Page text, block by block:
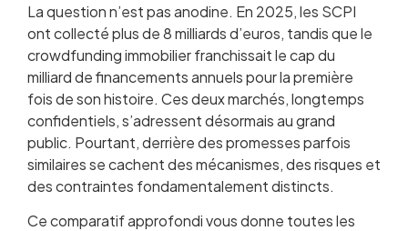
estimé
Ticket d’entrée et accessibilité
Pour quel profil d’investisseur ?
Combiner SCPI et crowdfunding : la stratégie
hybride
Les pièges à éviter en 2026
Questions fréquentes
La question n’est pas anodine. En 2025, les SCPI
ont collecté plus de 8 milliards d’euros, tandis que le
crowdfunding immobilier franchissait le cap du
milliard de financements annuels pour la première
fois de son histoire. Ces deux marchés, longtemps
confidentiels, s’adressent désormais au grand
public. Pourtant, derrière des promesses parfois
similaires se cachent des mécanismes, des risques et
des contraintes fondamentalement distincts.
Ce comparatif approfondi vous donne toutes les